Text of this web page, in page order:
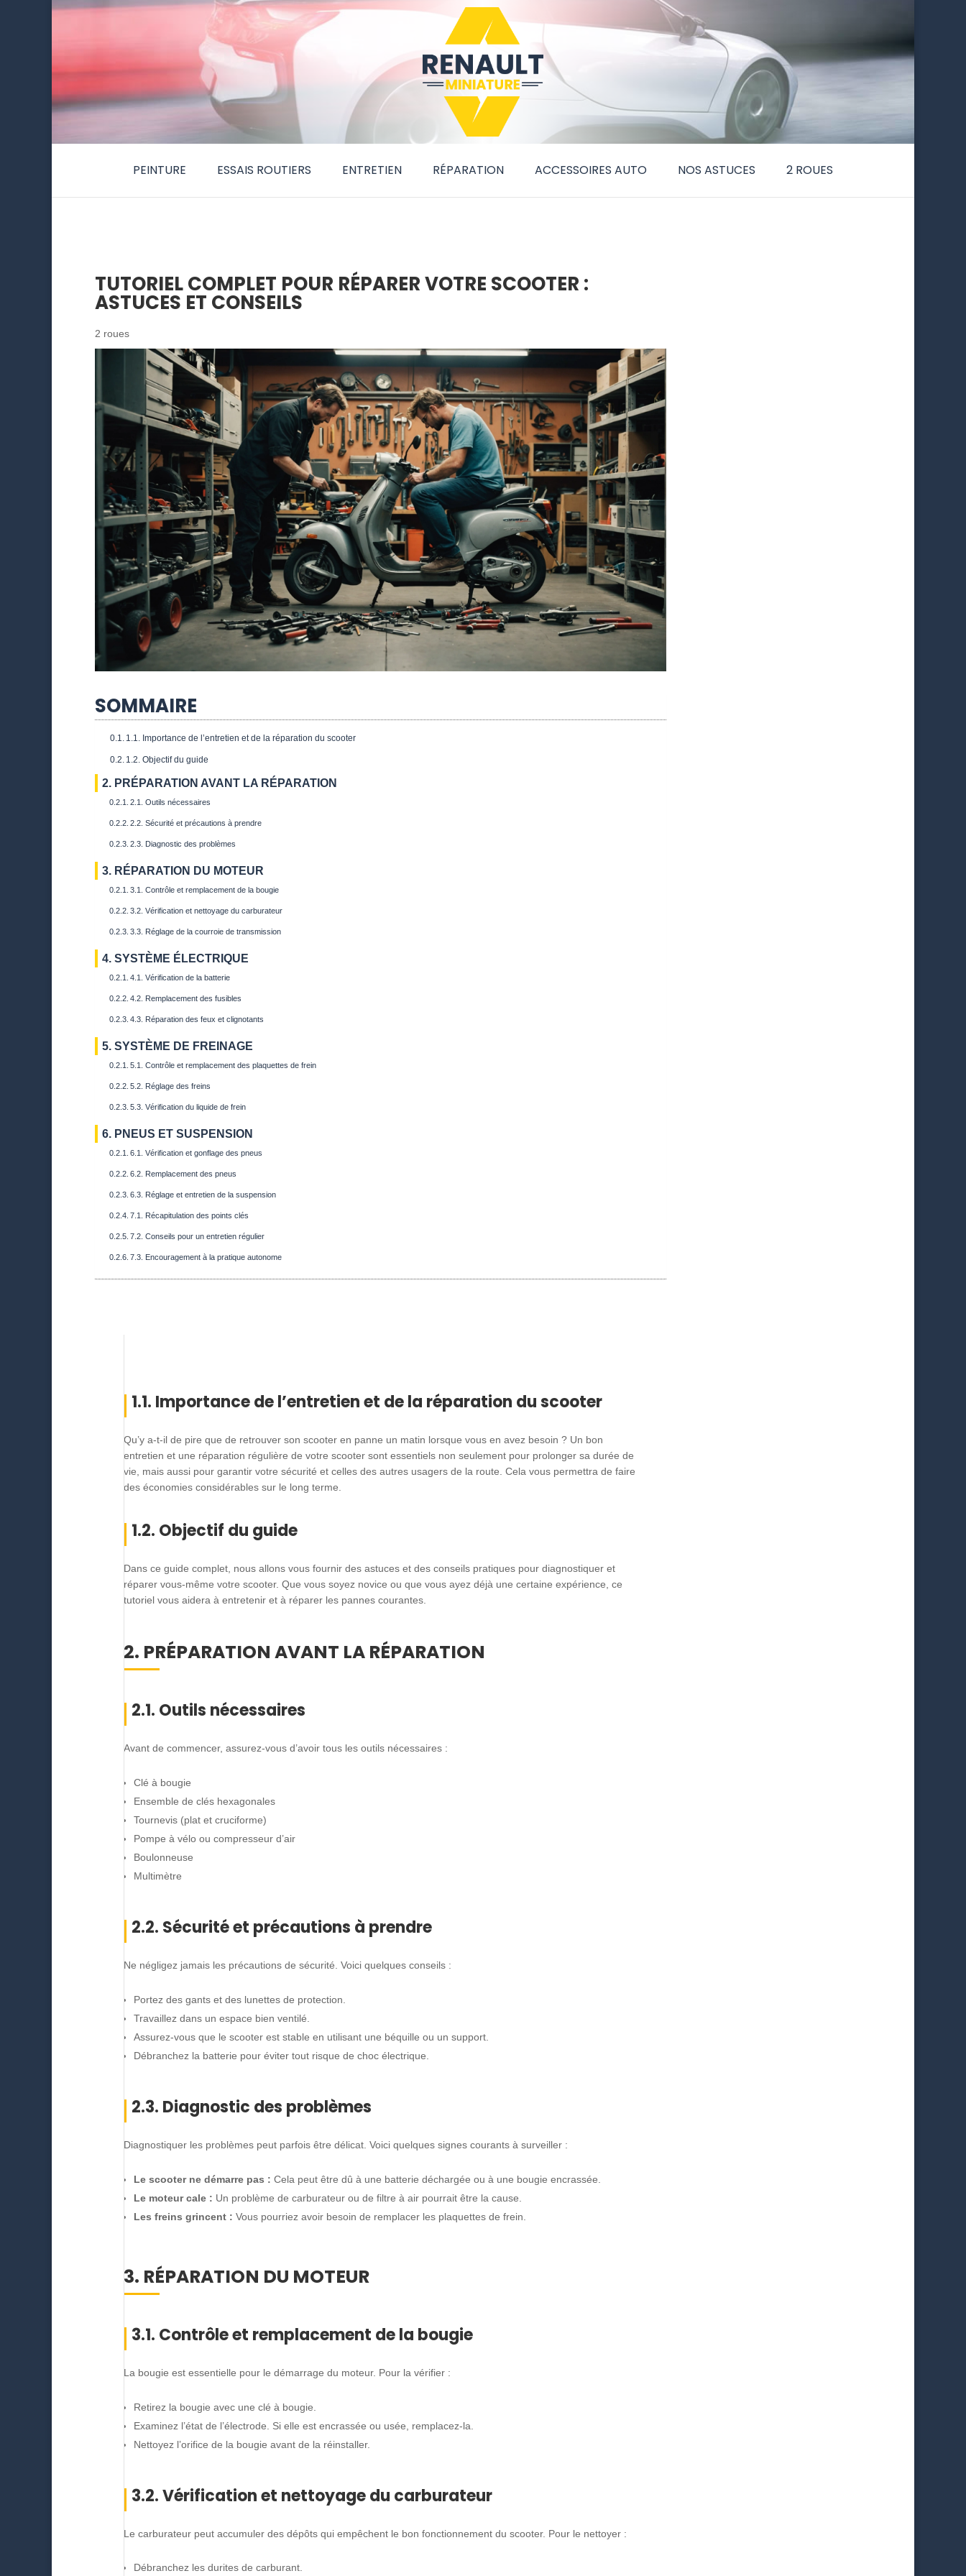
PEINTURE ESSAIS ROUTIERS ENTRETIEN RÉPARATION ACCESSOIRES AUTO NOS ASTUCES 2 ROUES
TUTORIEL COMPLET POUR RÉPARER VOTRE SCOOTER :
ASTUCES ET CONSEILS
2 roues
SOMMAIRE
1.1. Importance de l’entretien et de la réparation du scooter
1.2. Objectif du guide
2. PRÉPARATION AVANT LA RÉPARATION
2.1. Outils nécessaires
2.2. Sécurité et précautions à prendre
2.3. Diagnostic des problèmes
3. RÉPARATION DU MOTEUR
3.1. Contrôle et remplacement de la bougie
3.2. Vérification et nettoyage du carburateur
3.3. Réglage de la courroie de transmission
4. SYSTÈME ÉLECTRIQUE
4.1. Vérification de la batterie
4.2. Remplacement des fusibles
4.3. Réparation des feux et clignotants
5. SYSTÈME DE FREINAGE
5.1. Contrôle et remplacement des plaquettes de frein
5.2. Réglage des freins
5.3. Vérification du liquide de frein
6. PNEUS ET SUSPENSION
6.1. Vérification et gonflage des pneus
6.2. Remplacement des pneus
6.3. Réglage et entretien de la suspension
7.1. Récapitulation des points clés
7.2. Conseils pour un entretien régulier
7.3. Encouragement à la pratique autonome
1.1. Importance de l’entretien et de la réparation du scooter
Qu’y a-t-il de pire que de retrouver son scooter en panne un matin lorsque vous en avez besoin ? Un bon
entretien et une réparation régulière de votre scooter sont essentiels non seulement pour prolonger sa durée de
vie, mais aussi pour garantir votre sécurité et celles des autres usagers de la route. Cela vous permettra de faire
des économies considérables sur le long terme.
1.2. Objectif du guide
Dans ce guide complet, nous allons vous fournir des astuces et des conseils pratiques pour diagnostiquer et
réparer vous-même votre scooter. Que vous soyez novice ou que vous ayez déjà une certaine expérience, ce
tutoriel vous aidera à entretenir et à réparer les pannes courantes.
2. PRÉPARATION AVANT LA RÉPARATION
2.1. Outils nécessaires
Avant de commencer, assurez-vous d’avoir tous les outils nécessaires :
Clé à bougie
Ensemble de clés hexagonales
Tournevis (plat et cruciforme)
Pompe à vélo ou compresseur d’air
Boulonneuse
Multimètre
2.2. Sécurité et précautions à prendre
Ne négligez jamais les précautions de sécurité. Voici quelques conseils :
Portez des gants et des lunettes de protection.
Travaillez dans un espace bien ventilé.
Assurez-vous que le scooter est stable en utilisant une béquille ou un support.
Débranchez la batterie pour éviter tout risque de choc électrique.
2.3. Diagnostic des problèmes
Diagnostiquer les problèmes peut parfois être délicat. Voici quelques signes courants à surveiller :
Le scooter ne démarre pas : Cela peut être dû à une batterie déchargée ou à une bougie encrassée.
Le moteur cale : Un problème de carburateur ou de filtre à air pourrait être la cause.
Les freins grincent : Vous pourriez avoir besoin de remplacer les plaquettes de frein.
3. RÉPARATION DU MOTEUR
3.1. Contrôle et remplacement de la bougie
La bougie est essentielle pour le démarrage du moteur. Pour la vérifier :
Retirez la bougie avec une clé à bougie.
Examinez l’état de l’électrode. Si elle est encrassée ou usée, remplacez-la.
Nettoyez l’orifice de la bougie avant de la réinstaller.
3.2. Vérification et nettoyage du carburateur
Le carburateur peut accumuler des dépôts qui empêchent le bon fonctionnement du scooter. Pour le nettoyer :
Débranchez les durites de carburant.